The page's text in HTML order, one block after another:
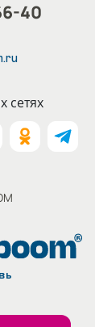
40
сетях